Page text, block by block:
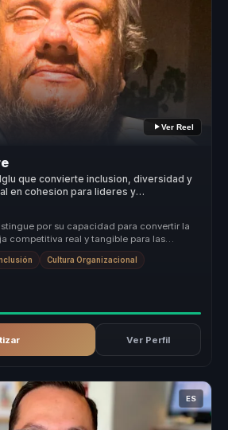
Ver Reel
que convierte inclusion, diversidad y
en cohesion para lideres y
por su capacidad para convertir la
competitiva real y tangible para las
Cultura Organizacional
Ver Perfil
ES